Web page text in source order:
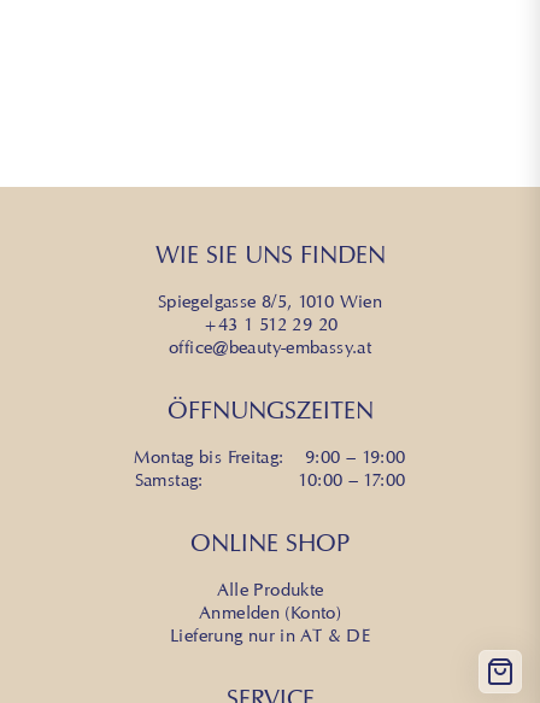
WIE SIE UNS FINDEN
Spiegelgasse 8/5, 1010 Wien
+43 1 512 29 20
office@beauty-embassy.at
ÖFFNUNGSZEITEN
Montag bis Freitag: 9:00 – 19:00
Samstag: 10:00 – 17:00
ONLINE SHOP
Alle Produkte
Anmelden (Konto)
Lieferung nur in AT & DE